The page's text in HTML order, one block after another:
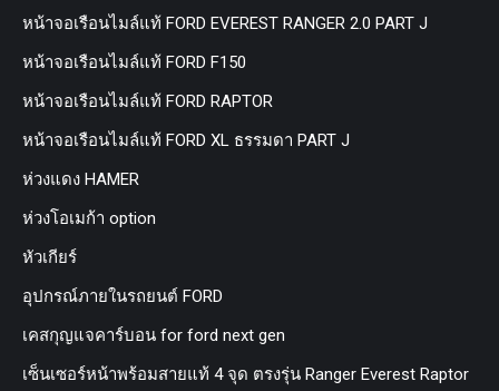
หน้าจอเรือนไมล์แท้ FORD EVEREST RANGER 2.0 PART J
หน้าจอเรือนไมล์แท้ FORD F150
หน้าจอเรือนไมล์แท้ FORD RAPTOR
หน้าจอเรือนไมล์แท้ FORD XL ธรรมดา PART J
ห่วงแดง HAMER
ห่วงโอเมก้า option
หัวเกียร์
อุปกรณ์ภายในรถยนต์ FORD
เคสกุญแจคาร์บอน for ford next gen
เซ็นเซอร์หน้าพร้อมสายแท้ 4 จุด ตรงรุ่น Ranger Everest Raptor